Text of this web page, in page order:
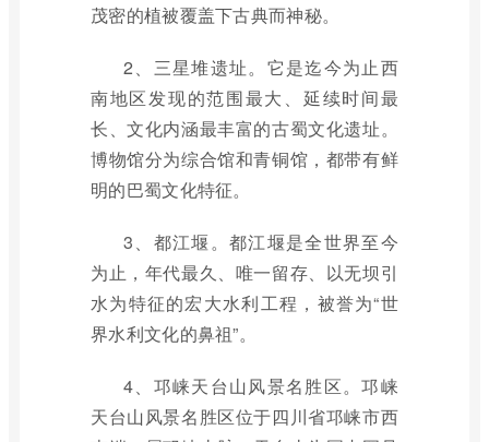
茂密的植被覆盖下古典而神秘。
2、三星堆遗址。它是迄今为止西
南地区发现的范围最大、延续时间最
长、文化内涵最丰富的古蜀文化遗址。
博物馆分为综合馆和青铜馆，都带有鲜
明的巴蜀文化特征。
3、都江堰。都江堰是全世界至今
为止，年代最久、唯一留存、以无坝引
水为特征的宏大水利工程，被誉为“世
界水利文化的鼻祖”。
4、邛崃天台山风景名胜区。邛崃
天台山风景名胜区位于四川省邛崃市西